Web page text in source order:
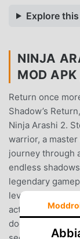
Explore
NINJA
MOD
Return once
Shadow’s
Ninja Arashi 2.
warrior, a
journey through
endless
legendary
levels, new
action. As a
dodge through